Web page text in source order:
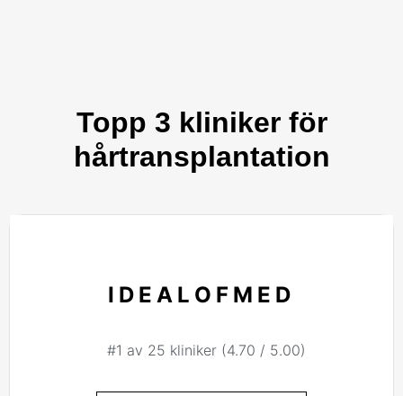
Topp 3 kliniker för
hårtransplantation
IDEALOFMED
#1 av 25 kliniker (4.70 / 5.00)